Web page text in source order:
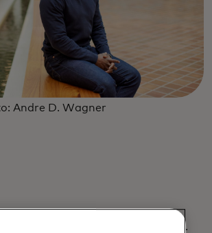
Andre D. Wagner
Mastercard, la influencia del Dr.